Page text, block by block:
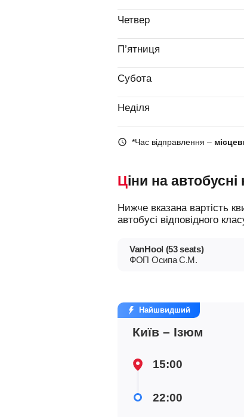
Четвер
П’ятниця
Субота
Неділя
*Час відправлення –
Ціни на
Нижче вказана вартість квитків на різні типи автобусів, що допоможе вам зорієнтуватися у виборі і замовити місце в
автобусі відповідного
VanHool (53 seats)
ФОП Осипа С.М.
Найшвидший
Київ – Ізюм
15:00
22:00